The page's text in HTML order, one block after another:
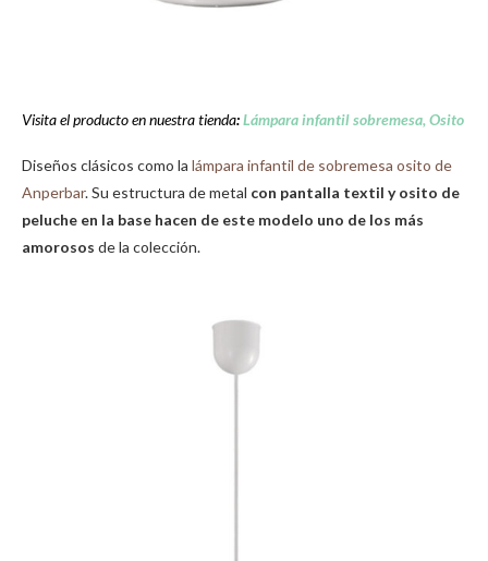
Visita el producto en nuestra tienda:Lámpara infantil sobremesa, Osito
Diseños clásicos como la lámpara infantil de sobremesa osito de
Anperbar. Su estructura de metal con pantalla textil y osito de
peluche en la base hacen de este modelo uno de los más
amorosos de la colección.